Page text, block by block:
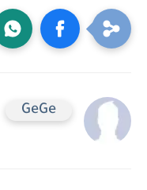
GeGe